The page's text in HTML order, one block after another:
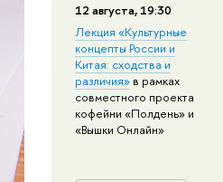
12 августа, 19:30
Лекция «Культурные
концепты России и
Китая: сходства и
различия»в рамках
совместного проекта
кофейни «Полдень» и
«Вышки Онлайн»